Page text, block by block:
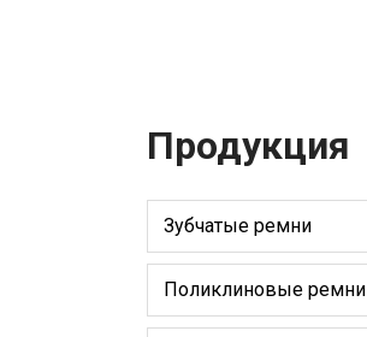
Продукция
Зубчатые ремни
Поликлиновые ремни